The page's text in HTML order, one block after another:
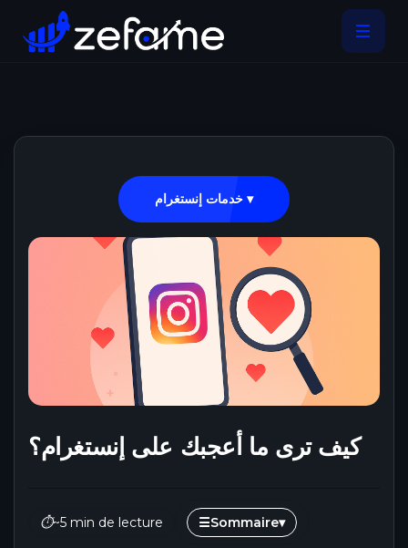
خدمات إنستغرام ▾
كيف ترى ما أعجبك على إنستغرام؟
⏱~5 min de lecture ☰Sommaire▾